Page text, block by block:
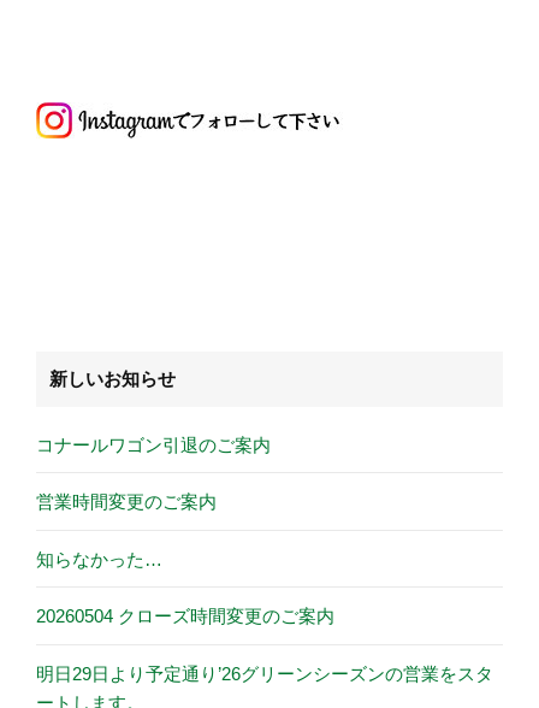
新しいお知らせ
コナールワゴン引退のご案内
営業時間変更のご案内
知らなかった…
20260504 クローズ時間変更のご案内
明日29日より予定通り’26グリーンシーズンの営業をスタ
ートします。